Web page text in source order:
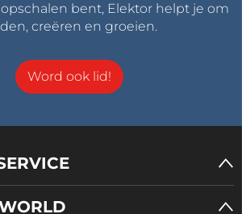
bent, Elektor helpt je om
creëren en groeien.
Word ook lid!